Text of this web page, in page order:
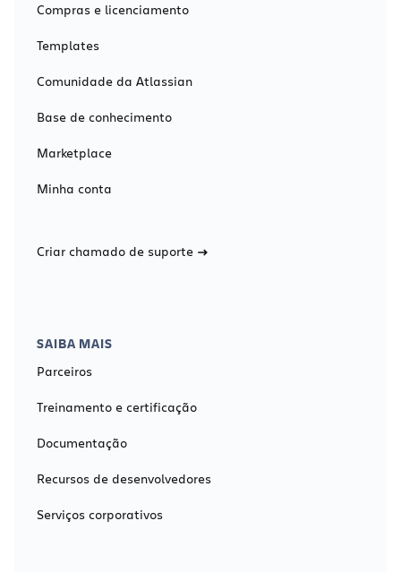
Compras e licenciamento
Templates
Comunidade da Atlassian
Base de conhecimento
Marketplace
Minha conta
Criar chamado de suporte
SAIBA MAIS
Parceiros
Treinamento e certificação
Documentação
Recursos de desenvolvedores
Serviços corporativos